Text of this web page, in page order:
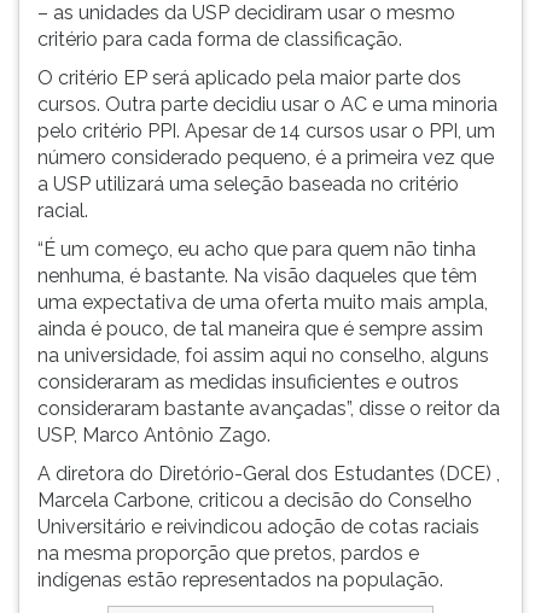
ouvir
instrução
novamente.
– as unidades da USP decidiram usar o mesmo
critério para cada forma de classificação.
O critério EP será aplicado pela maior parte dos
cursos. Outra parte decidiu usar o AC e uma minoria
pelo critério PPI. Apesar de 14 cursos usar o PPI, um
número considerado pequeno, é a primeira vez que
a USP utilizará uma seleção baseada no critério
racial.
“É um começo, eu acho que para quem não tinha
nenhuma, é bastante. Na visão daqueles que têm
uma expectativa de uma oferta muito mais ampla,
ainda é pouco, de tal maneira que é sempre assim
na universidade, foi assim aqui no conselho, alguns
consideraram as medidas insuficientes e outros
consideraram bastante avançadas”, disse o reitor da
USP, Marco Antônio Zago.
A diretora do Diretório-Geral dos Estudantes (DCE) ,
Marcela Carbone, criticou a decisão do Conselho
Universitário e reivindicou adoção de cotas raciais
na mesma proporção que pretos, pardos e
indígenas estão representados na população.